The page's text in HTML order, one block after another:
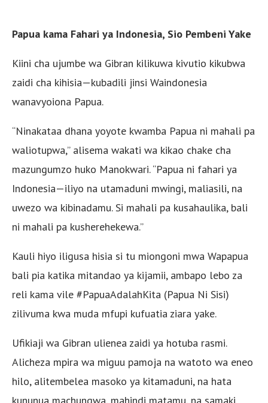
Papua kama Fahari ya Indonesia, Sio Pembeni Yake
Kiini cha ujumbe wa Gibran kilikuwa kivutio kikubwa
zaidi cha kihisia—kubadili jinsi Waindonesia
wanavyoiona Papua.
“Ninakataa dhana yoyote kwamba Papua ni mahali pa
waliotupwa,” alisema wakati wa kikao chake cha
mazungumzo huko Manokwari. “Papua ni fahari ya
Indonesia—iliyo na utamaduni mwingi, maliasili, na
uwezo wa kibinadamu. Si mahali pa kusahaulika, bali
ni mahali pa kusherehekewa.”
Kauli hiyo iligusa hisia si tu miongoni mwa Wapapua
bali pia katika mitandao ya kijamii, ambapo lebo za
reli kama vile #PapuaAdalahKita (Papua Ni Sisi)
zilivuma kwa muda mfupi kufuatia ziara yake.
Ufikiaji wa Gibran ulienea zaidi ya hotuba rasmi.
Alicheza mpira wa miguu pamoja na watoto wa eneo
hilo, alitembelea masoko ya kitamaduni, na hata